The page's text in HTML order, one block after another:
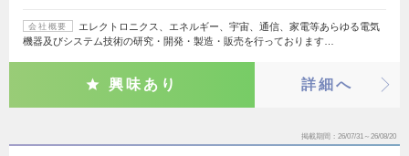
会社概要
エレクトロニクス、エネルギー、宇宙、通信、家電等あらゆる電気
機器及びシステム技術の研究・開発・製造・販売を行っております…
興味あり 詳細へ
掲載期間 26/07/31～26/08/20